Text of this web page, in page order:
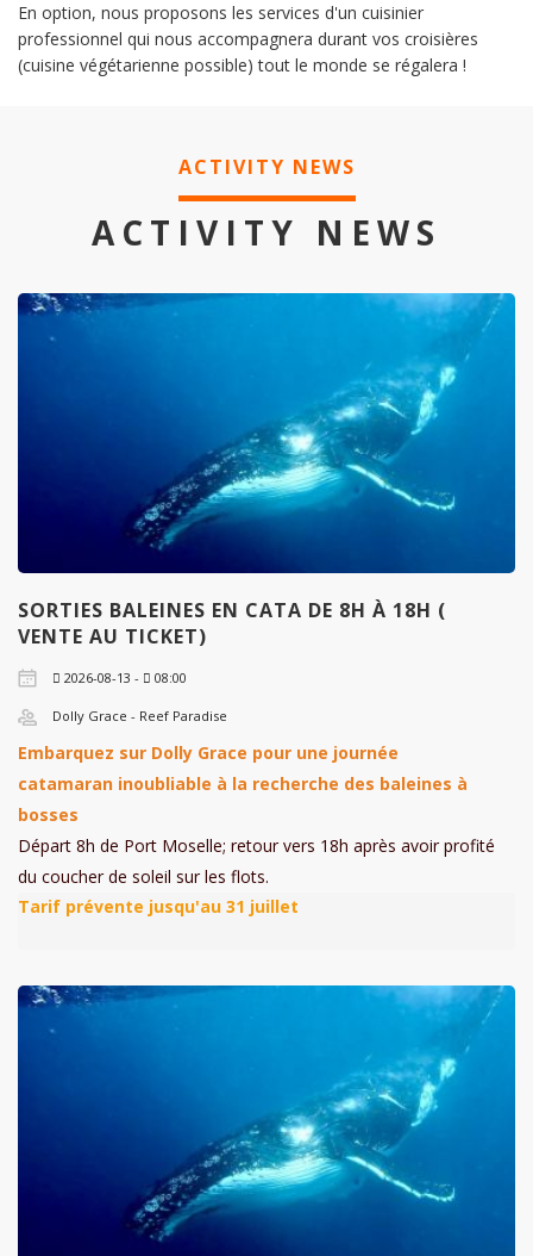
En option, nous proposons les services d'un cuisinier
professionnel qui nous accompagnera durant vos croisières
(cuisine végétarienne possible) tout le monde se régalera !
ACTIVITY NEWS
ACTIVITY NEWS
SORTIES BALEINES EN CATA DE 8H À 18H (
VENTE AU TICKET)
2026-08-13 - 08:00
Dolly Grace - Reef Paradise
Embarquez sur Dolly Grace pour une journée
catamaran inoubliable à la recherche des baleines à
bosses
Départ 8h de Port Moselle; retour vers 18h après avoir profité
du coucher de soleil sur les flots.